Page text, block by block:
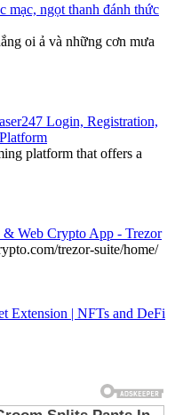
mạc, ngọt thanh đánh thức
oi ả và những cơn mưa
Login, Registration,
platform that offers a
Web Crypto App - Trezor
trezor-suite/home/
Extension | NFTs and DeFi